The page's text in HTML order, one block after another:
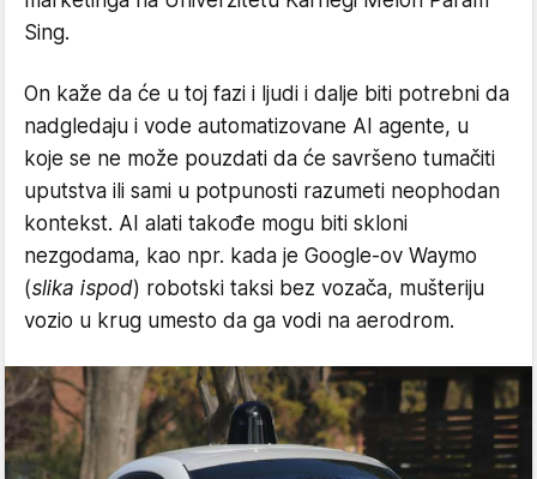
Sing.
On kaže da će u toj fazi i ljudi i dalje biti potrebni da
nadgledaju i vode automatizovane AI agente, u
koje se ne može pouzdati da će savršeno tumačiti
uputstva ili sami u potpunosti razumeti neophodan
kontekst. AI alati takođe mogu biti skloni
nezgodama, kao npr. kada je Google-ov Waymo
(slika ispod) robotski taksi bez vozača, mušteriju
vozio u krug umesto da ga vodi na aerodrom.